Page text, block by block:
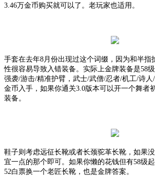
3.46万金币购买就可以了。老玩家也适用。
手套在去年8月份出现过这个词缀，因为和半指
性很容易导致入错装备。实际上金牌装备是58
强袭/游击/精准护臂，武士/武僧/忍者/机工/诗人
金币入手，如果你通关3 .0版本可以开一个舞者
装备。
鞋子则考虑远征长靴或者长颈驼革长靴，如果
宜一点的那个即可。如果你懒的花钱但有58级
52白票换一个老匠长靴，也是金牌答案。